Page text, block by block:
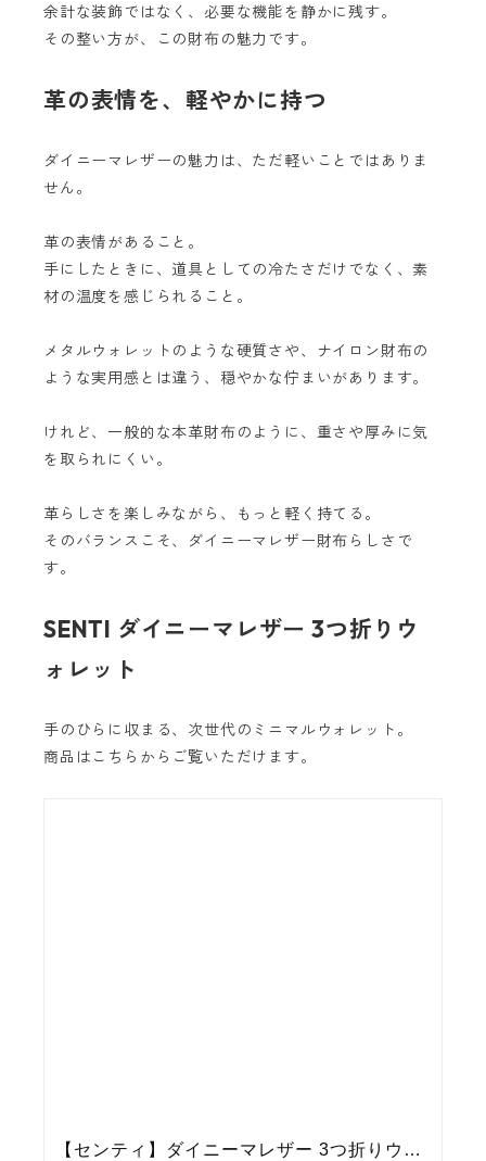
余計な装飾ではなく、必要な機能を静かに残す。
その整い方が、この財布の魅力です。
革の表情を、軽やかに持つ
ダイニーマレザーの魅力は、ただ軽いことではありま
せん。
革の表情があること。
手にしたときに、道具としての冷たさだけでなく、素
材の温度を感じられること。
メタルウォレットのような硬質さや、ナイロン財布の
ような実用感とは違う、穏やかな佇まいがあります。
けれど、一般的な本革財布のように、重さや厚みに気
を取られにくい。
革らしさを楽しみながら、もっと軽く持てる。
そのバランスこそ、ダイニーマレザー財布らしさで
す。
SENTI ダイニーマレザー 3つ折りウ
ォレット
手のひらに収まる、次世代のミニマルウォレット。
商品はこちらからご覧いただけます。